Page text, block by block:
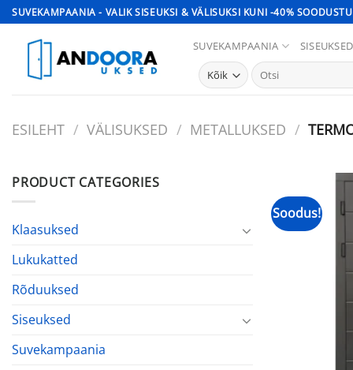
Skip
to
content
SUVEKAMPAANIA - VALIK SISEUKSI & VÄLISUKSI KUNI -40%
SUVEKAMPAANIA SISEUKSED
Otsi:
ESILEHT / VÄLISUKSED / METALLUKSED /
PRODUCT CATEGORIES
Klaasuksed
Lukukatted
Rõduuksed
Siseuksed
Suvekampaania
Soodus!